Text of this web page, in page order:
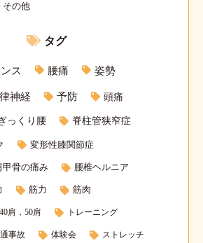
その他
タグ
ス 腰痛 姿勢
神経 予防 頭痛
っくり腰 脊柱管狭窄症
変形性膝関節症
甲骨の痛み 腰椎ヘルニア
筋力 筋肉
40肩，50肩 トレーニング
事故 体験会 ストレッチ